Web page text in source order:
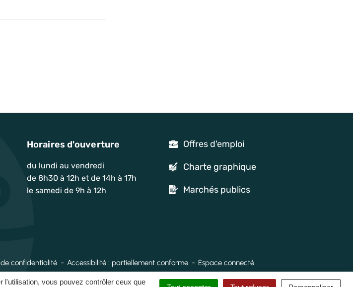
l'utilisation, vous pouvez contrôler ceux que
Horaires d'ouverture
du lundi au vendredi
de 8h30 à 12h et de 14h à 17h
le samedi de 9h à 12h
Offres d'emploi
Charte graphique
Marchés publics
de confidentialité Accessibilité : partiellement conforme Espace connecté